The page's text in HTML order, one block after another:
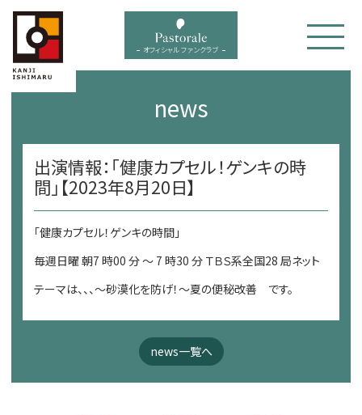
menu オフィシャル ファンクラブ
news
出演情報：「健康カプセル！ゲンキの時
間」【2023年8月20日】
「健康カプセル！ゲンキの時間」
毎週日曜 朝7 時00 分 ～ 7 時30 分 ＴＢＳ系全国28 局ネット
テーマは、、、～砂漠化を防げ！～夏の便秘改善 です。
news一覧へ